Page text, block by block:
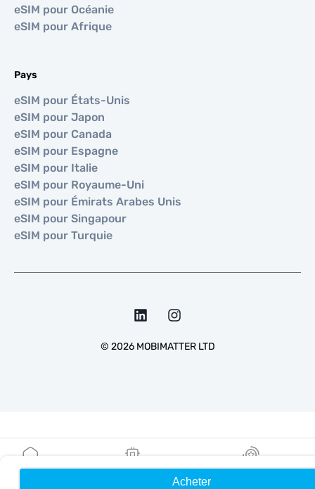
Acheter
eSIM pour Océanie
eSIM pour Afrique
Pays
eSIM pour États-Unis
eSIM pour Japon
eSIM pour Canada
eSIM pour Espagne
eSIM pour Italie
eSIM pour Royaume-Uni
eSIM pour Émirats Arabes Unis
eSIM pour Singapour
eSIM pour Turquie
© 2026MOBIMATTER LTD